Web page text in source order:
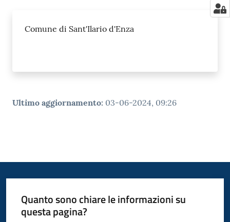
Comune di Sant'Ilario d'Enza
Ultimo aggiornamento: 03-06-2024, 09:26
Quanto sono chiare le informazioni su
questa pagina?